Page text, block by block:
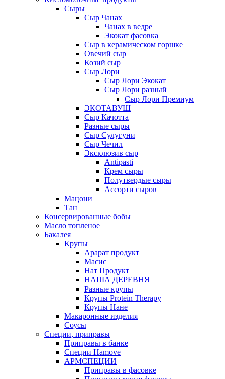
Сыры
Сыр Чанах
Чанах в ведре
Экокат фасовка
Сыр в керамическом горшке
Овечий сыр
Козий сыр
Сыр Лори
Сыр Лори Экокат
Сыр Лори разный
Сыр Лори Премиум
ЭКОТАВУШ
Сыр Качотта
Разные сыры
Сыр Сулугуни
Сыр Чечил
Эксклюзив сыр
Antipasti
Крем сыры
Полутвердые сыры
Ассорти сыров
Мацони
Тан
Консервированные бобы
Масло топленое
Бакалея
Крупы
Арарат продукт
Масис
Нат Продукт
НАША ДЕРЕВНЯ
Разные крупы
Крупы Protein Therapy
Крупы Нане
Макаронные изделия
Соусы
Специи, приправы
Приправы в банке
Специи Hamove
АРМСПЕЦИИ
Приправы в фасовке